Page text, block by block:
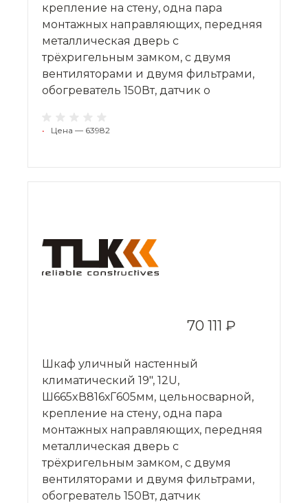
крепление на стену, одна пара
монтажных направляющих, передняя
металлическая дверь с
трёхригельным замком, c двумя
вентиляторами и двумя фильтрами,
обогреватель 150Вт, датчик о
• Цена — 63982
70 111 ₽
Шкаф уличный настенный
климатический 19", 12U,
Ш665xВ816хГ605мм, цельносварной,
крепление на стену, одна пара
монтажных направляющих, передняя
металлическая дверь с
трёхригельным замком, c двумя
вентиляторами и двумя фильтрами,
обогреватель 150Вт, датчик